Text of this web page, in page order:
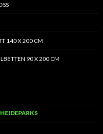
140 X 200 CM
90 X 200 CM